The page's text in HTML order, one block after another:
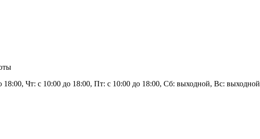
Чт: с 10:00 до 18:00, Пт: с 10:00 до 18:00, Сб: выходной, Вс: выходной